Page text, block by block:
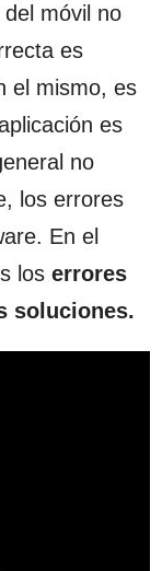
móvil no
es
el mismo, es
es
no
los errores
En el
los errores
soluciones.